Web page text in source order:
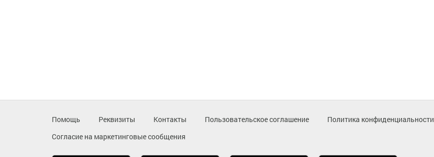
Помощь Реквизиты Контакты Пользовательское соглашение
Политика конфиденциальности
Согласие на маркетинговые сообщения